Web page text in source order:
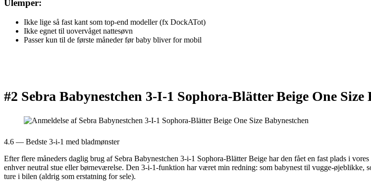
Ulemper:
Ikke lige så fast kant som top-end modeller (fx DockATot)
Ikke egnet til uovervåget nattesøvn
Passer kun til de første måneder før baby bliver for mobil
#2 Sebra Babynestchen 3-I-1 Sophora-Blätter Beige One Size
4.6 — Bedste 3-i-1 med bladmønster
Efter flere måneders daglig brug af Sebra Babynestchen 3-i-1 Sophora-Blätter Beige har den fået en fast plads i
enhver neutral stue eller børneværelse. Den 3-i-1-funktion har været min redning: som babynest til vugge-øjeblikke,
ture i bilen (aldrig som erstatning for sele).